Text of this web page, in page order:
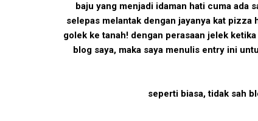
baju yang menjadi idaman hati cuma ada
selepas melantak dengan jayanya kat
golek ke tanah! dengan perasaan jelek
blog saya, maka saya menulis entry ini
seperti biasa, tidak sah